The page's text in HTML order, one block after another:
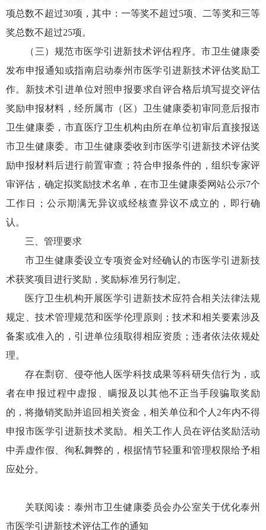
项总数不超过30项，其中：一等奖不超过5项、二等奖和三等
奖总数不超过25项。
（三）规范市医学引进新技术评估程序。市卫生健康委
发布申报通知或指南启动泰州市医学引进新技术评估奖励工
作。新技术引进单位对照申报要求自评合格后填写提交评估
奖励申报材料，经所属市（区）卫生健康委初审同意后报市
卫生健康委，市直医疗卫生机构由所在单位初审后直接报送
市卫生健康委。市卫生健康委收到市医学引进新技术评估奖
励申报材料后进行前置审查；符合申报条件的，组织专家评
审评估，确定拟奖励技术名单，在市卫生健康委网站公示7个
工作日；公示期满无异议或经核查异议不成立的，即行确
认。
三、管理要求
市卫生健康委设立专项资金对经确认的市医学引进新技
术获奖项目进行奖励，奖励标准另行制定。
医疗卫生机构开展医学引进新技术应符合相关法律法规
规定、技术管理规范和医学伦理原则；技术和相关要素涉及
备案或准入的，引进单位须取得相应资质；违者依法依规处
理。
存在剽窃、侵夺他人医学科技成果等科研失信行为，或
者在申报过程中虚报、瞒报及以其他不正当手段骗取奖励
的，将撤销奖励并追回相关资金，相关单位和个人2年内不得
申报市医学引进新技术奖励。相关工作人员在评估奖励活动
中弄虚作假、徇私舞弊的，根据情节轻重和管理权限给予相
应处分。
关联阅读： 泰州市卫生健康委员会办公室关于优化泰州
市医学引进新技术评估工作的通知